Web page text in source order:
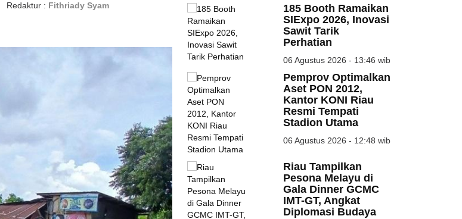
Redaktur : Fithriady Syam
185 Booth Ramaikan
SIExpo 2026, Inovasi
Sawit Tarik
Perhatian
06 Agustus 2026 - 13:46 wib
Pemprov Optimalkan
Aset PON 2012,
Kantor KONI Riau
Resmi Tempati
Stadion Utama
06 Agustus 2026 - 12:48 wib
Riau Tampilkan
Pesona Melayu di
Gala Dinner GCMC
IMT-GT, Angkat
Diplomasi Budaya